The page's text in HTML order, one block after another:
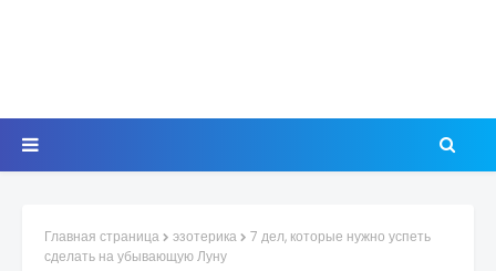
Главная страница эзотерика
7 дел, которые нужно успеть
сделать на убывающую Луну